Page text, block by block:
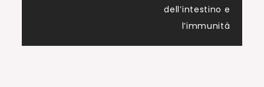
dell’intestino e
l’immunità